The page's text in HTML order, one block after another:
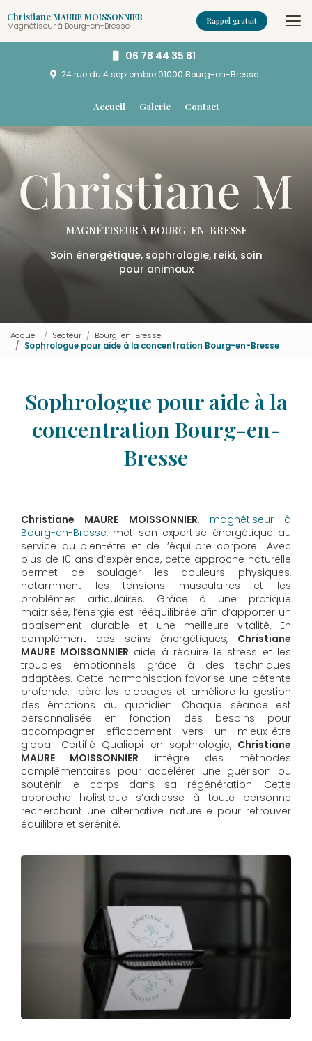
au
contenu
principal
06 78 44 35 81
24 rue du 4 septembre 01000 Bourg-en-Bresse
Accueil Galerie Contact
Christiane MAURE MOISSONNIER
Magnétiseur à Bourg-en-Bresse
Rappel gratuit
MAGNÉTISEUR À BOURG-EN-BRESSE
Soin énergétique, sophrologie, reiki, soin
pour animaux
Accueil Secteur
Bourg-en-Bresse
Sophrologue pour aide à la concentration Bourg-en-Bresse
Sophrologue pour aide à la
concentration Bourg-en-
Bresse
Christiane MAURE MOISSONNIER, magnétiseur à
Bourg-en-Bresse, met son expertise énergétique au
service du bien-être et de l’équilibre corporel. Avec
plus de 10 ans d’expérience, cette approche naturelle
permet de soulager les douleurs physiques,
notamment les tensions musculaires et les
problèmes articulaires. Grâce à une pratique
maîtrisée, l’énergie est rééquilibrée afin d’apporter un
apaisement durable et une meilleure vitalité. En
complément des soins énergétiques, Christiane
MAURE MOISSONNIER aide à réduire le stress et les
troubles émotionnels grâce à des techniques
adaptées. Cette harmonisation favorise une détente
profonde, libère les blocages et améliore la gestion
des émotions au quotidien. Chaque séance est
personnalisée en fonction des besoins pour
accompagner efficacement vers un mieux-être
global. Certifié Qualiopi en sophrologie, Christiane
MAURE MOISSONNIER intègre des méthodes
complémentaires pour accélérer une guérison ou
soutenir le corps dans sa régénération. Cette
approche holistique s’adresse à toute personne
recherchant une alternative naturelle pour retrouver
équilibre et sérénité.